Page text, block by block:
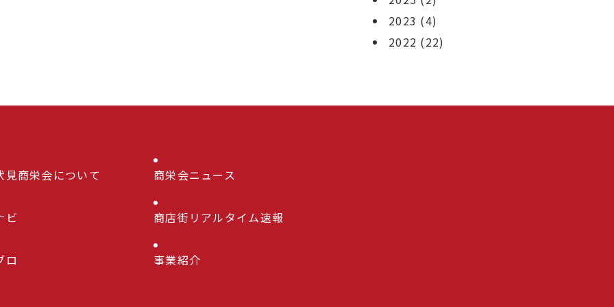
2023 (4)
2022 (22)
見商栄会について 商栄会ニュース
ビ 商店街リアルタイム速報
ロ 事業紹介